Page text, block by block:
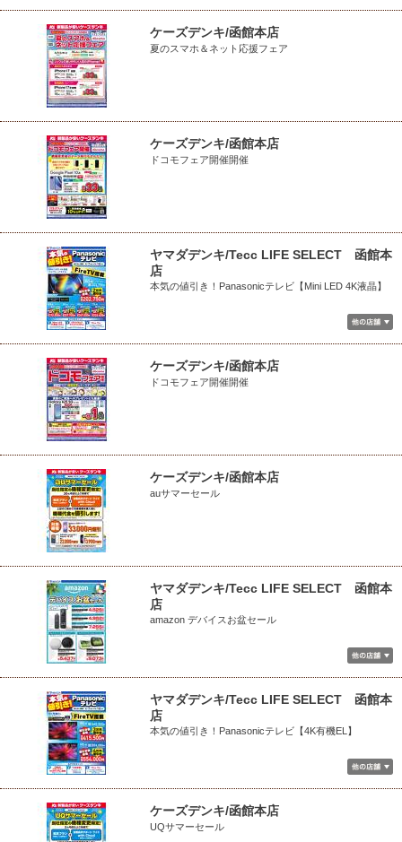
ケーズデンキ/函館本店
夏のスマホ＆ネット応援フェア
ケーズデンキ/函館本店
ドコモフェア開催開催
ヤマダデンキ/Tecc LIFE SELECT 函館本
店
本気の値引き！Panasonicテレビ【Mini LED 4K液晶】
ケーズデンキ/函館本店
ドコモフェア開催開催
ケーズデンキ/函館本店
auサマーセール
ヤマダデンキ/Tecc LIFE SELECT 函館本
店
amazon デバイスお盆セール
ヤマダデンキ/Tecc LIFE SELECT 函館本
店
本気の値引き！Panasonicテレビ【4K有機EL】
ケーズデンキ/函館本店
UQサマーセール